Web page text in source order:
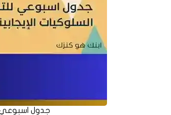
جدول اسبوعي